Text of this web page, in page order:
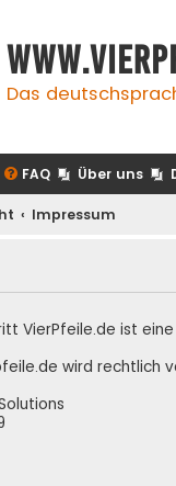
Das
FAQ Über uns
Impressum
VierPfeile.de ist
wird rechtlich